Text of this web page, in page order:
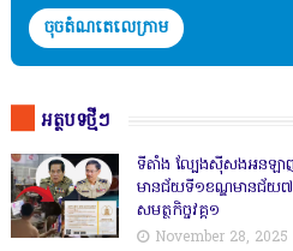
ចុចតំណតេលេក្រាម
អត្ថបទថ្មីៗ
ទីតាំង ល្បែងស៊ីសងអនឡា
មានជ័យទី១ខណ្ឌមានជ័យ៧
សមត្ថកិច្ចវគ្គ១
November 28, 2025